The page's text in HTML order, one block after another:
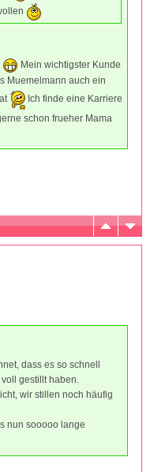
Mein wichtigster Kunde
Muemelmann auch ein
Ich finde eine Karriere
schon frueher Mama
dass es so schnell
gestillt haben.
wir stillen noch häufig
nun sooooo lange